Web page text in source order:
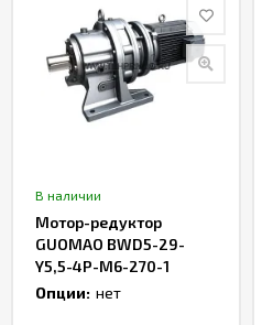
В наличии
Мотор-редуктор
GUOMAO BWD5-29-
Y5,5-4P-M6-270-1
Опции: нет